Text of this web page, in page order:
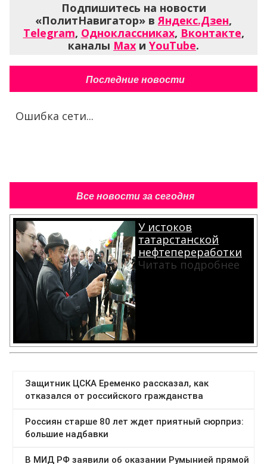
Подпишитесь на новости
«ПолитНавигатор» вЯндекс.Дзен,
Telegram, Одноклассниках, Вконтакте,
каналы Max и YouTube.
Последние новости
Ошибка сети...
Все новости за сегодня
У истоков
татарстанской
нефтепереработки
Читать подробнее